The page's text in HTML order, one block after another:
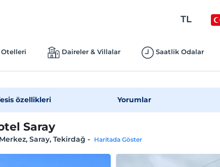
TL
Daireler & Villalar Saatlik Odalar
özellikleri Yorumlar
Saray
Saray, Tekirdağ - Haritada Göster